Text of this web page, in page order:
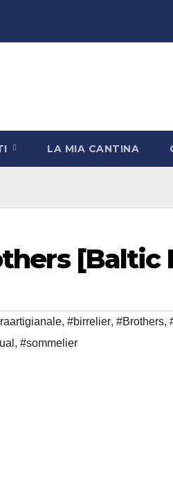
LA MIA CANTINA
[Baltic
, #birrelier, #Brothers,
, #sommelier